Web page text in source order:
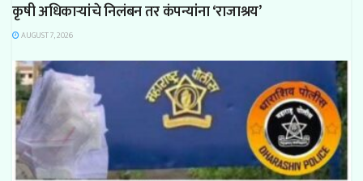
कृषी अधिकाऱ्यांचे निलंबन तर कंपन्यांना ‘राजाश्रय’
AUGUST 7, 2026